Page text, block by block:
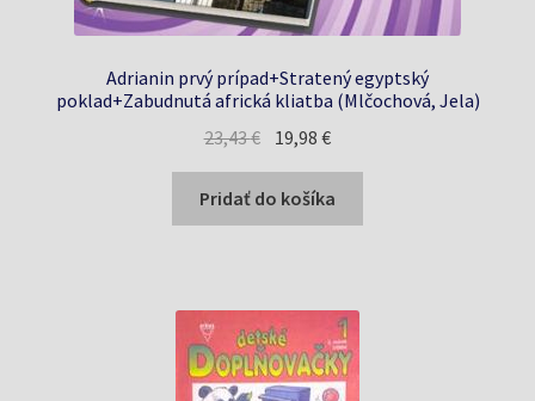
Adrianin prvý prípad+Stratený egyptský
poklad+Zabudnutá africká kliatba (Mlčochová, Jela)
23,43€ Pôvodná
bola:
23,43 €.
19,98€Aktuálna
je:
19,98 €.
Pridať do košíka